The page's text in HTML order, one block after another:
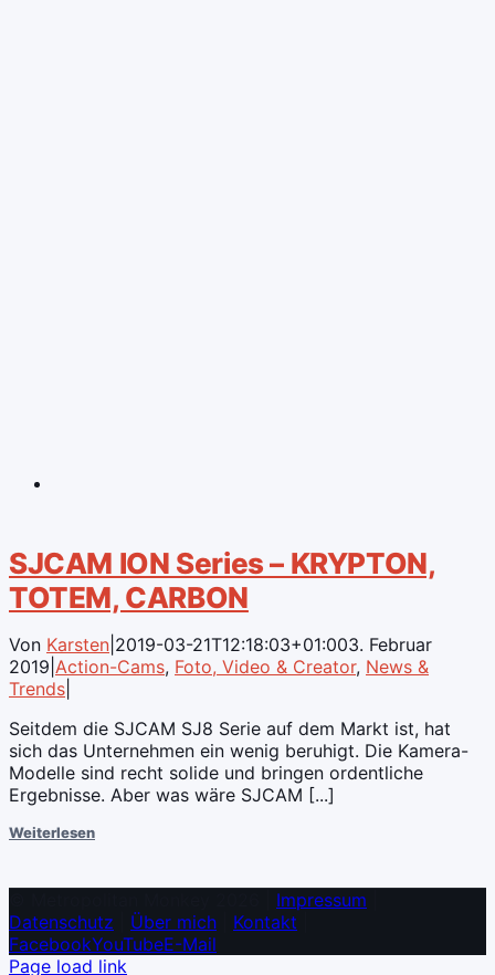
SJCAM ION Series – KRYPTON,
TOTEM, CARBON
Von Karsten 2019-03-21T12:18:03+01:003. Februar
2019 Action-Cams, Foto, Video & Creator, News &
Trends
Seitdem die SJCAM SJ8 Serie auf dem Markt ist, hat
sich das Unternehmen ein wenig beruhigt. Die Kamera-
Modelle sind recht solide und bringen ordentliche
Ergebnisse. Aber was wäre SJCAM [...]
Weiterlesen
Impressum
Datenschutz
Über mich Kontakt
FacebookYouTubeE-Mail
Page load link